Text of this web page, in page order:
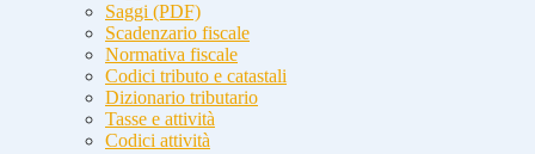
Saggi (PDF)
Scadenzario fiscale
Normativa fiscale
Codici tributo e catastali
Dizionario tributario
Tasse e attività
Codici attività